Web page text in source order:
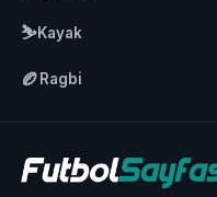
⛷️Kayak
🏉 Ragbi